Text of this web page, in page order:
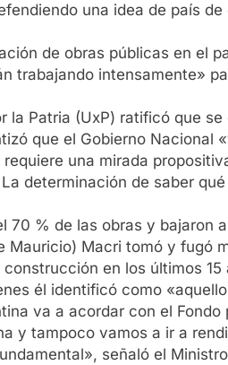
una idea de país
de obras públicas en el
trabajando intensamente»
la Patria (UxP) ratificó que
que el Gobierno Nacional
una mirada
determinación de saber
70 % de las obras y
Macri tomó y fugó
en los últimos
él identificó como
va a acordar con el
y tampoco vamos a ir a
señaló el